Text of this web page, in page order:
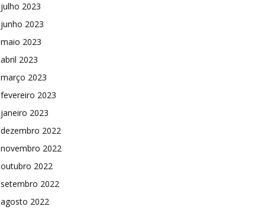
julho 2023
junho 2023
maio 2023
abril 2023
março 2023
fevereiro 2023
janeiro 2023
dezembro 2022
novembro 2022
outubro 2022
setembro 2022
agosto 2022